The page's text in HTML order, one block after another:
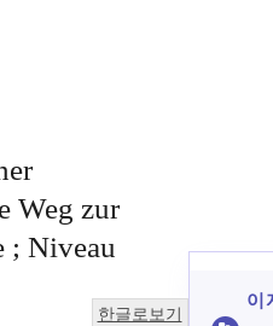
Weg zur
; Niveau
한글로보기
이